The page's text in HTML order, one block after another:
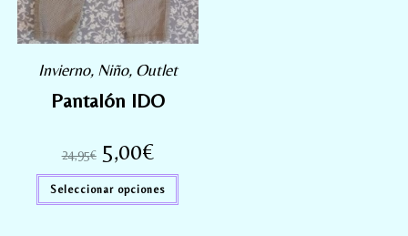
Invierno, Niño, Outlet
Pantalón IDO
24,95€ 5,00€
Seleccionar opciones